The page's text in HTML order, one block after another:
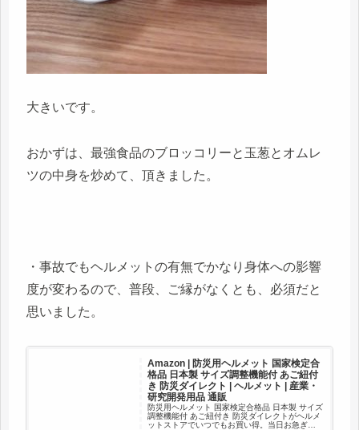
大きいです。
おかずは、最強食品のブロッコリーと玉葱とオムレ
ツの中身を炒めて、頂きました。
・事故でもヘルメットの有無でかなり身体への影響
度が変わるので、普段、ご縁がなくとも、必須だと
思いました。
Amazon | 防災用ヘルメット 国家検定合
格品 日本製 サイズ調整機能付 あご紐付
き 防災ダイレクト | ヘルメット | 産業・
研究開発用品 通販
防災用ヘルメット 国家検定合格品 日本製 サイズ
調整機能付 あご紐付き 防災ダイレクトがヘルメ
ットストアでいつでもお買い得。当日お急ぎ便